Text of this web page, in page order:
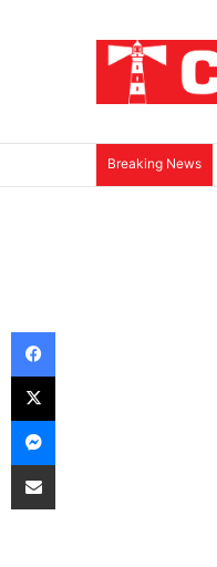
Breaking News
Facebook
X
Messenger
Podijeli putem E-maila